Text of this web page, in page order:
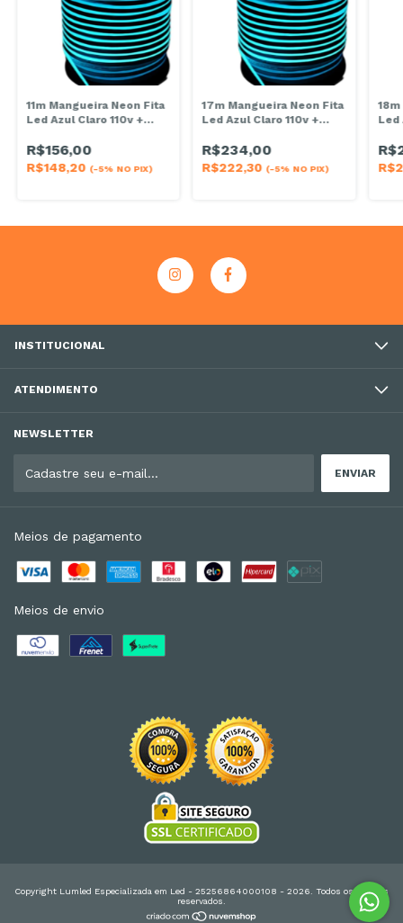
11m Mangueira Neon Fita
Led Azul Claro 110v +
R$156,00
R$148,20 (-5% NO PIX)
17m Mangueira Neon Fita
Led Azul Claro 110v +
R$234,00
R$222,30 (-5% NO PIX)
Led
INSTITUCIONAL
ATENDIMENTO
NEWSLETTER
Meios de pagamento
Meios de envio
Copyright Lumled Especializada em Led - 25256864000108 - 2026. Todos os direitos
reservados.